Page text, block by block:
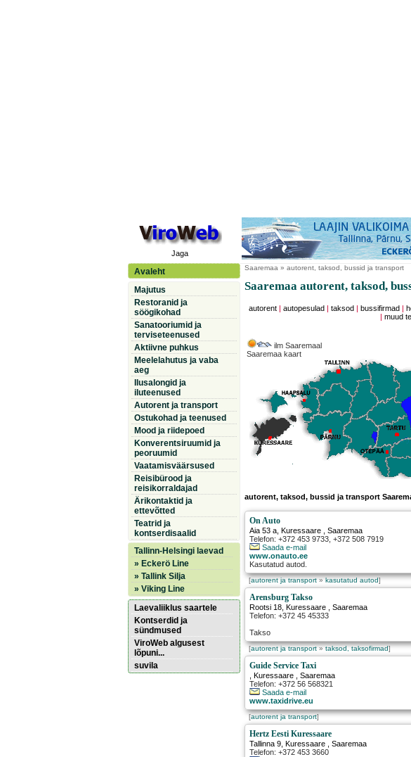
Jaga
Avaleht
Majutus
Restoranid ja
söögikohad
Sanatooriumid ja
terviseteenused
Aktiivne puhkus
Meelelahutus ja vaba
aeg
Ilusalongid ja
iluteenused
Autorent ja transport
Ostukohad ja teenused
Mood ja riidepoed
Konverentsiruumid ja
peoruumid
Vaatamisväärsused
Reisibürood ja
reisikorraldajad
Ärikontaktid ja
ettevõtted
Teatrid ja
kontserdisaalid
Tallinn-Helsingi laevad
» Eckerö Line
» Tallink Silja
» Viking Line
Laevaliiklus saartele
Kontserdid ja
sündmused
ViroWeb algusest
lõpuni...
suvila
Saaremaa » autorent, taksod, bussid ja transport
Saaremaa autorent, taksod,
autorent| autopesulad taksod bussifirmad
|muud
ilm Saaremaal
Saaremaa kaart
autorent, taksod, bussid ja transport
On Auto
Aia 53 a Kuressaare , Saaremaa
Telefon: +372 453 9733, +372 508 7919
Saada e-mail
www.onauto.ee
Kasutatud autod.
[autorent ja transport»kasutatud autod]
Arensburg Takso
Rootsi 18 Kuressaare , Saaremaa
Telefon: +372 45 45333
Takso
[autorent ja transport»taksod, taksofirmad]
Guide Service Taxi
Kuressaare , Saaremaa
Telefon: +372 56 568321
Saada e-mail
www.taxidrive.eu
[autorent ja transport]
Hertz Eesti Kuressaare
Tallinna 9 Kuressaare , Saaremaa
Telefon: +372 453 3660